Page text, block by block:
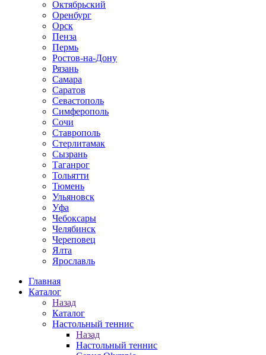
Октябрьский
Оренбург
Орск
Пенза
Пермь
Ростов-на-Дону
Рязань
Самара
Саратов
Севастополь
Симферополь
Сочи
Ставрополь
Стерлитамак
Сызрань
Таганрог
Тольятти
Тюмень
Ульяновск
Уфа
Чебоксары
Челябинск
Череповец
Ялта
Ярославль
Главная
Каталог
Назад
Каталог
Настольный теннис
Назад
Настольный теннис